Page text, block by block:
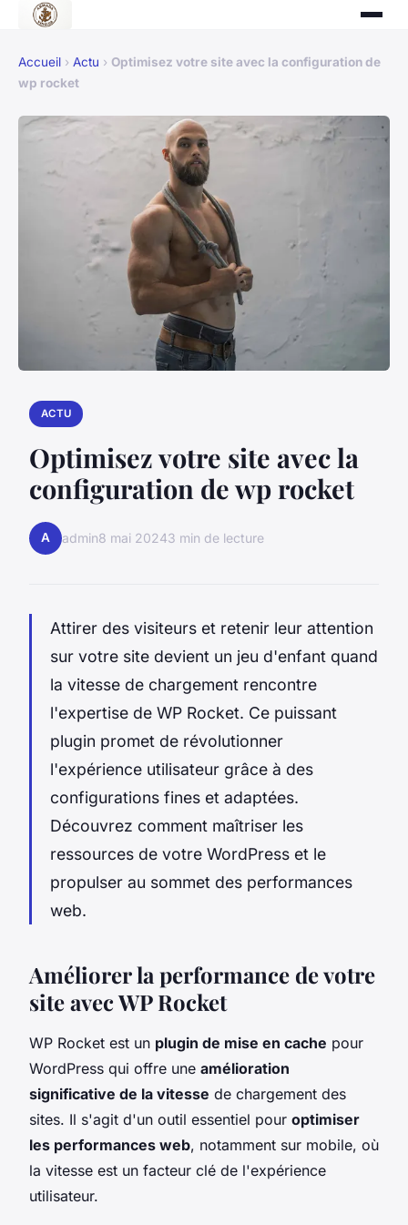
Accueil › Actu › Optimisez votre site avec la configuration de
wp rocket
ACTU
Optimisez votre site avec la
configuration de wp rocket
A admin8 mai 20243 min de lecture
Attirer des visiteurs et retenir leur attention
sur votre site devient un jeu d'enfant quand
la vitesse de chargement rencontre
l'expertise de WP Rocket. Ce puissant
plugin promet de révolutionner
l'expérience utilisateur grâce à des
configurations fines et adaptées.
Découvrez comment maîtriser les
ressources de votre WordPress et le
propulser au sommet des performances
web.
Améliorer la performance de votre
site avec WP Rocket
WP Rocket est un plugin de mise en cache pour
WordPress qui offre une amélioration
significative de la vitesse de chargement des
sites. Il s'agit d'un outil essentiel pour optimiser
les performances web, notamment sur mobile, où
la vitesse est un facteur clé de l'expérience
utilisateur.